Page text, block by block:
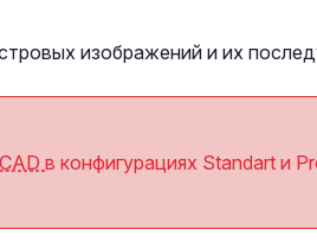
изображений и их
в конфигурациях Standart и